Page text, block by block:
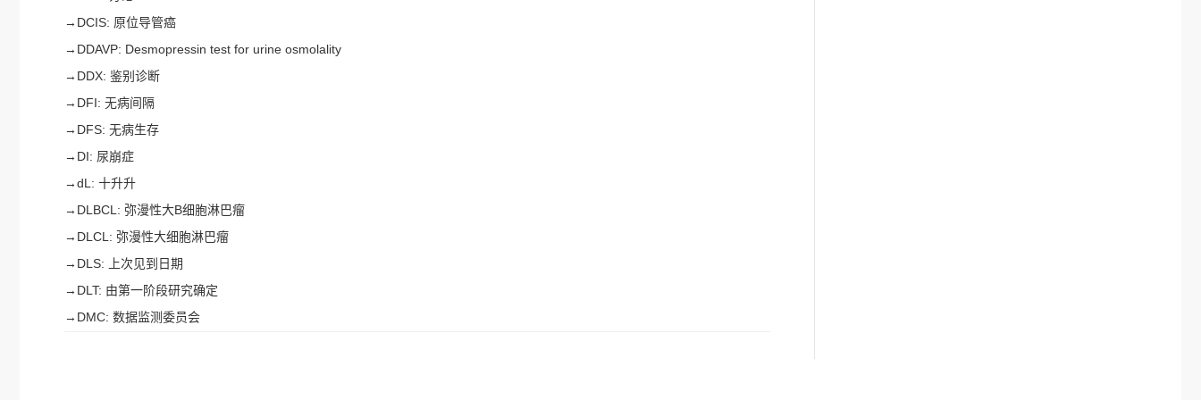
→ DCIS: 原位导管癌
→ DDAVP: Desmopressin test for urine osmolality
→ DDX: 鉴别诊断
→ DFI: 无病间隔
→ DFS: 无病生存
→ DI: 尿崩症
→dL: 十升升
→ DLBCL: 弥漫性大B细胞淋巴瘤
→ DLCL: 弥漫性大细胞淋巴瘤
→ DLS: 上次见到日期
→ DLT: 由第一阶段研究确定
→ DMC: 数据监测委员会